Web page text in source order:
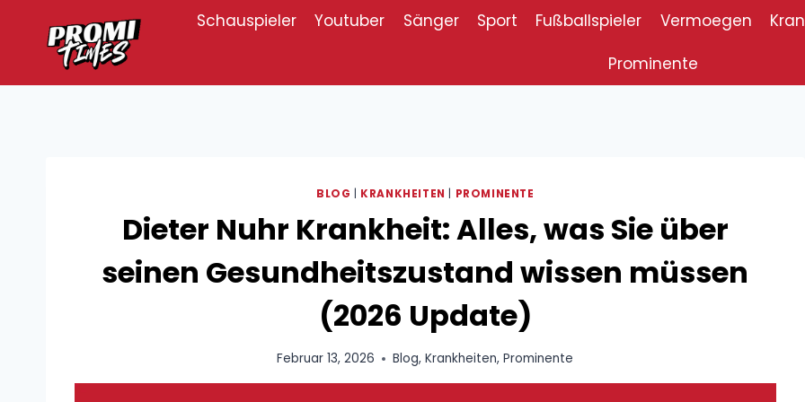
springen
Schauspieler Youtuber Sänger Sport Fußballspieler Vermoegen
Prominente
BLOG KRANKHEITEN PROMINENTE
Dieter Nuhr Krankheit: Alles, was Sie über
seinen Gesundheitszustand wissen müssen
(2026 Update)
Februar 13, 2026 Blog,Krankheiten,Prominente